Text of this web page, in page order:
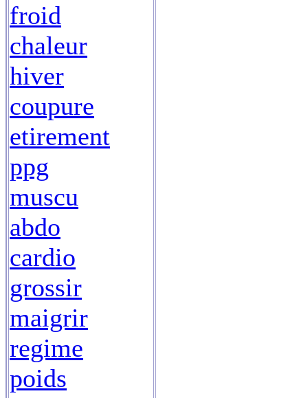
froid
chaleur
hiver
coupure
etirement
ppg
muscu
abdo
cardio
grossir
maigrir
regime
poids